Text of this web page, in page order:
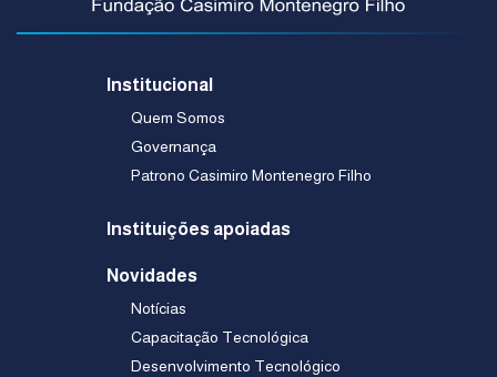
Institucional
Quem Somos
Governança
Patrono Casimiro Montenegro Filho
Instituições apoiadas
Novidades
Notícias
Capacitação Tecnológica
Desenvolvimento Tecnológico